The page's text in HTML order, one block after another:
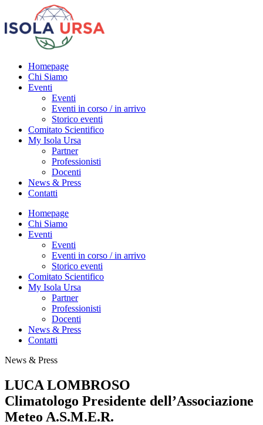
Homepage
Chi Siamo
Eventi
Eventi
Eventi in corso / in arrivo
Storico eventi
Comitato Scientifico
My Isola Ursa
Partner
Professionisti
Docenti
News & Press
Contatti
Homepage
Chi Siamo
Eventi
Eventi
Eventi in corso / in arrivo
Storico eventi
Comitato Scientifico
My Isola Ursa
Partner
Professionisti
Docenti
News & Press
Contatti
News & Press
LUCA LOMBROSO
Climatologo Presidente dell’Associazione
Meteo A.S.M.E.R.